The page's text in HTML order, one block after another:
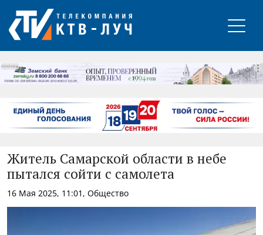
РЕКЛАМА
Житель Самарской области в небе
пытался сойти с самолета
16 Мая 2025, 11:01, Общество